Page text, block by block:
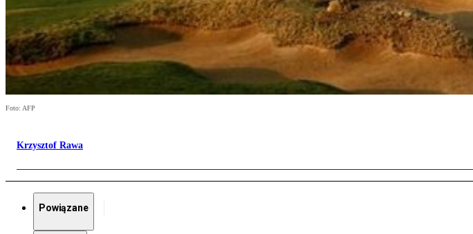
Foto: AFP
Krzysztof Rawa
Powiązane